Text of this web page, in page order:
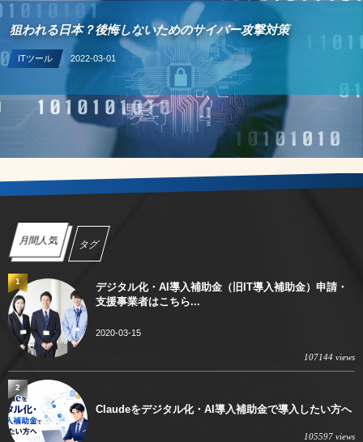
狙われる日本？後悔しないためのサイバー攻撃対策
ITツール 2022-03-01
月間人気 タグ
デジタル化・AI導入補助金（旧IT導入補助金）申請・
支援事業者はこちら...
2020-03-15
107144 views
1
Claudeをデジタル化・AI導入補助金で導入したい方へ
105597 views
2